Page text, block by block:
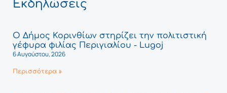
Εκδηλώσεις
Ο Δήμος Κορινθίων στηρίζει την πολιτιστική
γέφυρα φιλίας Περιγιαλίου - Lugoj
6 Αυγούστου, 2026
Περισσότερα »